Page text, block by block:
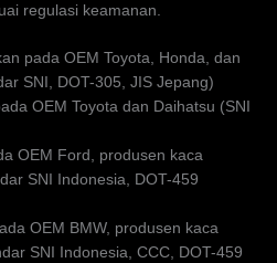
regulasi keamanan.
pada OEM Toyota, Honda, dan
SNI, DOT-305, JIS Jepang)
OEM Toyota dan Daihatsu (SNI
OEM Ford, produsen kaca
SNI Indonesia, DOT-459
OEM BMW, produsen kaca
SNI Indonesia, CCC, DOT-459